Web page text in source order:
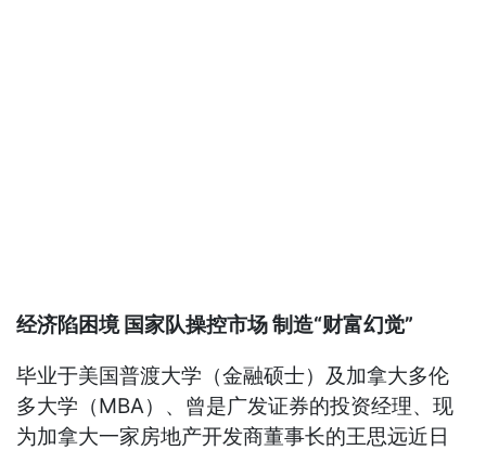
经济陷困境 国家队操控市场 制造“财富幻觉”
毕业于美国普渡大学（金融硕士）及加拿大多伦
多大学（MBA）、曾是广发证券的投资经理、现
为加拿大一家房地产开发商董事长的王思远近日